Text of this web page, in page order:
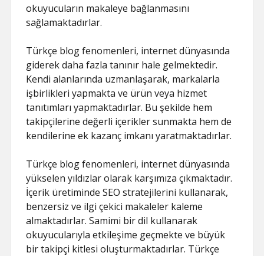
okuyucuların makaleye bağlanmasını
sağlamaktadırlar.
Türkçe blog fenomenleri, internet dünyasında
giderek daha fazla tanınır hale gelmektedir.
Kendi alanlarında uzmanlaşarak, markalarla
işbirlikleri yapmakta ve ürün veya hizmet
tanıtımları yapmaktadırlar. Bu şekilde hem
takipçilerine değerli içerikler sunmakta hem de
kendilerine ek kazanç imkanı yaratmaktadırlar.
Türkçe blog fenomenleri, internet dünyasında
yükselen yıldızlar olarak karşımıza çıkmaktadır.
İçerik üretiminde SEO stratejilerini kullanarak,
benzersiz ve ilgi çekici makaleler kaleme
almaktadırlar. Samimi bir dil kullanarak
okuyucularıyla etkileşime geçmekte ve büyük
bir takipçi kitlesi oluşturmaktadırlar. Türkçe